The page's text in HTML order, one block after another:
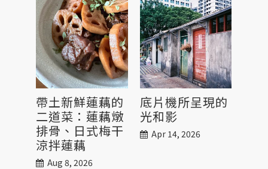
帶土新鮮蓮藕的
二道菜：蓮藕燉
排骨、日式梅干
涼拌蓮藕
Aug 8, 2026
底片機所呈現的
光和影
Apr 14, 2026